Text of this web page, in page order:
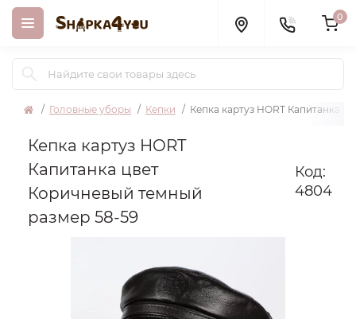
0
Головные уборы Кепки Кепка картуз HORT Капитанка
Кепка картуз HORT
Капитанка цвет
Коричневый темный
размер 58-59
Код:
4804